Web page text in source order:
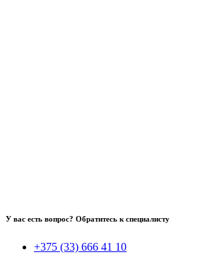
У вас есть вопрос? Обратитесь к специалисту
+375 (33) 666 41 10